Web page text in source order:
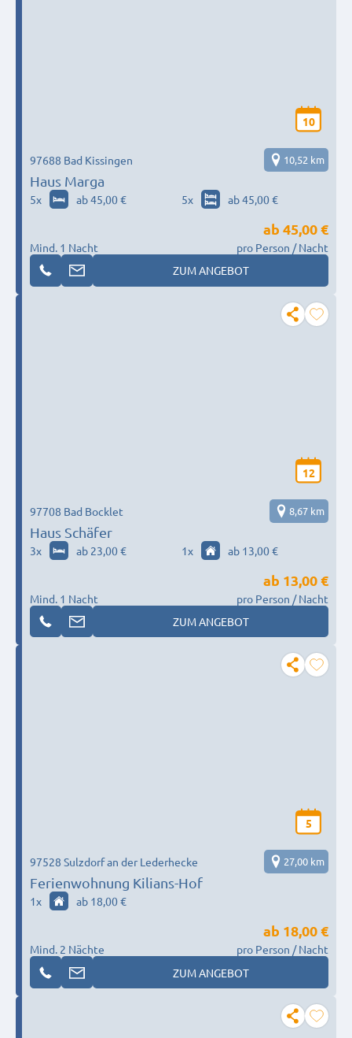
10
Haus Marga
97688 Bad Kissingen 10,52 km
5x ab 45,00 € 5x ab 45,00 €
Mind. 1 Nacht
ab 45,00 €
pro Person / Nacht
ZUM ANGEBOT
12
Haus Schäfer
97708 Bad Bocklet 8,67 km
3x ab 23,00 € 1x ab 13,00 €
Mind. 1 Nacht
ab 13,00 €
pro Person / Nacht
ZUM ANGEBOT
5
Ferienwohnung Kilians-Hof
97528 Sulzdorf an der Lederhecke 27,00 km
1x ab 18,00 €
Mind. 2 Nächte
ab 18,00 €
pro Person / Nacht
ZUM ANGEBOT